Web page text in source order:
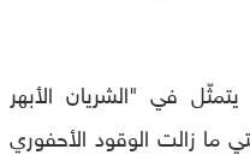
في "الشريان الأبهر
ما زالت الوقود الأحفوري